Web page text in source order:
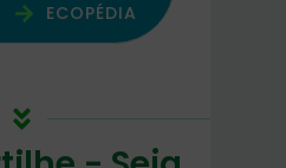
ECOPÉDIA